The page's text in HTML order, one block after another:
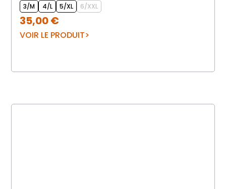
3/M 4/L 5/XL 6/XXL
35,00€
VOIR LE PRODUIT